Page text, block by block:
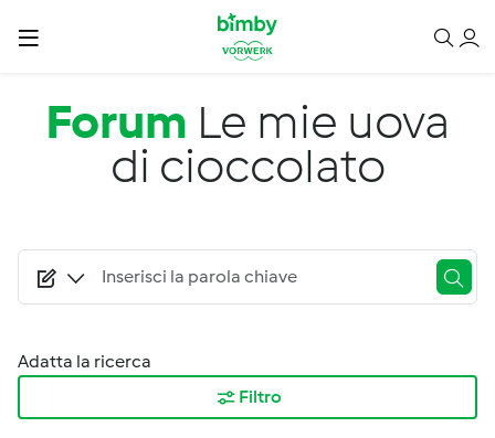
Salta al contenuto principale
Forum Le mie uova
di cioccolato
Adatta la ricerca
Filtro